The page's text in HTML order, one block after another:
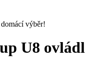
výběr!
U8 ovládl